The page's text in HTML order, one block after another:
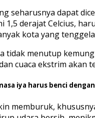
seharusnya dapat
derajat Celcius,
kota yang
tidak menutup
cuaca ekstrim akan
iya harus benci
memburuk,